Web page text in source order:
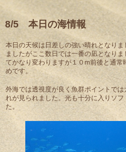
へ
ス
ッ
プ
8/5 本日の海情報
本日の天候は日差しの強い晴れとなり
ましたがここ数日では一番の凪となり
てかなり変わりますが１０m前後と通
めです。
外海では透視度が良く魚群ポイントで
れが見られました。光も十分に入りソ
た。